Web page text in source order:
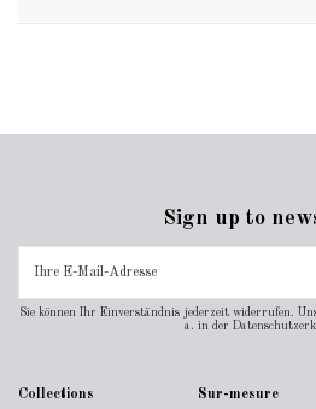
Sign up to
Sie können Ihr Einverständnis jederzeit widerrufen.
a. in der
Collections Sur-mesure